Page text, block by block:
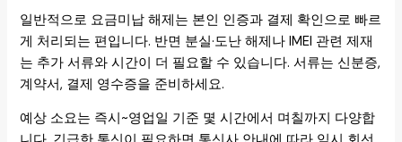
일반적으로 요금미납 해제는 본인 인증과 결제 확인으로 빠르
게 처리되는 편입니다. 반면 분실·도난 해제나 IMEI 관련 제재
는 추가 서류와 시간이 더 필요할 수 있습니다. 서류는 신분증,
계약서, 결제 영수증을 준비하세요.
예상 소요는 즉시~영업일 기준 몇 시간에서 며칠까지 다양합